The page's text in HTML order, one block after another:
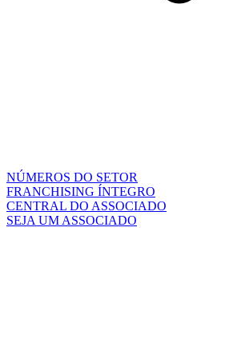
NÚMEROS DO SETOR
FRANCHISING ÍNTEGRO
CENTRAL DO ASSOCIADO
SEJA UM ASSOCIADO